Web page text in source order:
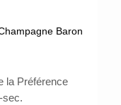
Baron
la Préférence
sec.